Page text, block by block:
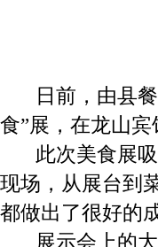
日前，由县
食”展，在龙山宾
此次美食展
现场，从展台到
都做出了很好的
展示会上的